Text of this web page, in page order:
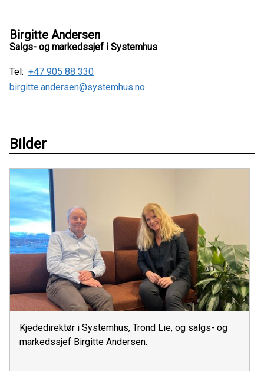
Birgitte Andersen
Salgs- og markedssjef i Systemhus
Tel: +47 905 88 330
birgitte.andersen@systemhus.no
Bilder
Kjededirektør i Systemhus, Trond Lie, og salgs- og
markedssjef Birgitte Andersen.